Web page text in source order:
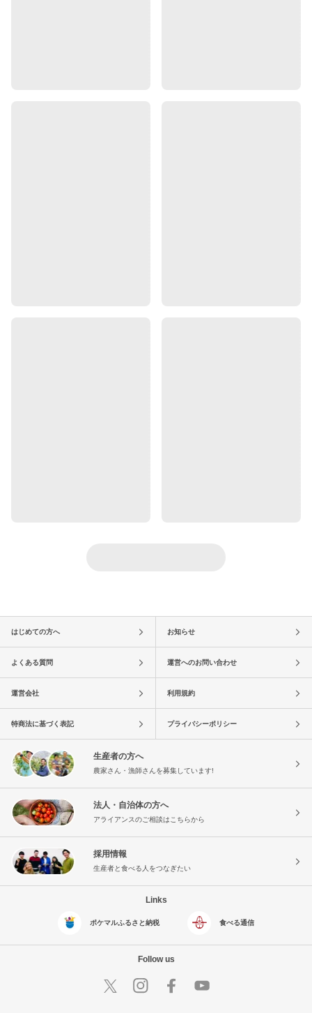
はじめての方へ お知らせ
よくある質問 運営へのお問い合わせ
運営会社 利用規約
特商法に基づく表記 プライバシーポリシー
生産者の方へ
農家さん・漁師さんを募集しています!
法人・自治体の方へ
アライアンスのご相談はこちらから
採用情報
生産者と食べる人をつなぎたい
Links
ポケマルふるさと納税 食べる通信
Follow us